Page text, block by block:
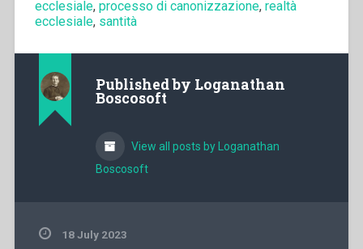
ecclesiale, processo di canonizzazione, realtà
ecclesiale, santità
Published by Loganathan
Boscosoft
View all posts by Loganathan
Boscosoft
18 July 2023